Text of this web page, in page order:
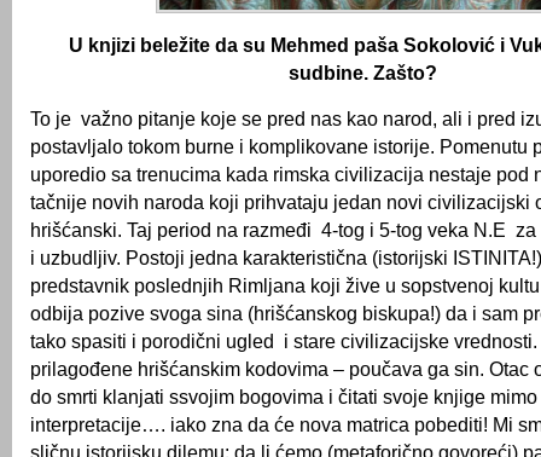
U knjizi beležite da su Mehmed paša Sokolović i
sudbine. Zašto?
To je važno pitanje koje se pred nas kao narod, ali i pred
postavljalo tokom burne i komplikovane istorije. Pomenutu
uporedio sa trenucima kada rimska civilizacija nestaje pod
tačnije novih naroda koji prihvataju jedan novi civilizacijski
hrišćanski. Taj period na razmeđi 4-tog i 5-tog veka N.E
i uzbudljiv. Postoji jedna karakteristična (istorijski
predstavnik poslednjih Rimljana koji žive u sopstvenoj
odbija pozive svoga sina (hrišćanskog biskupa!) da i sam
tako spasiti i porodični ugled i stare civilizacijske
prilagođene hrišćanskim kodovima – poučava ga sin. Otac
do smrti klanjati ssvojim bogovima i čitati svoje knjige
interpretacije…. iako zna da će nova matrica pobediti! Mi
sličnu istorijsku dilemu: da li ćemo (metaforično govoreći)